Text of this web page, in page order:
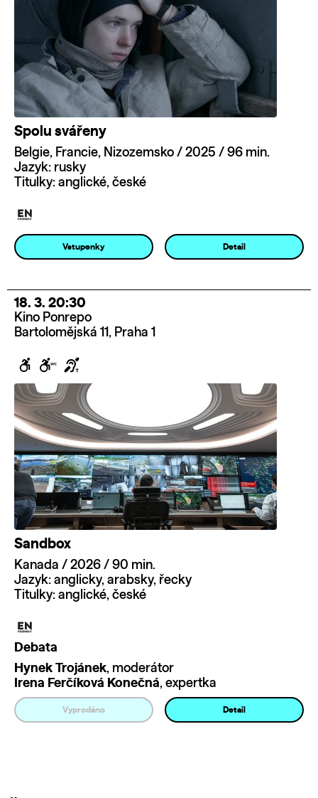
Spolu svářeny
Belgie, Francie, Nizozemsko / 2025 / 96 min.
Jazyk: rusky
Titulky: anglické, české
Vstupenky Detail
18. 3. 20:30
Kino Ponrepo
Bartolomějská 11, Praha 1
Sandbox
Kanada / 2026 / 90 min.
Jazyk: anglicky, arabsky, řecky
Titulky: anglické, české
Debata
Hynek Trojánek, moderátor
Irena Ferčíková Konečná, expertka
Vyprodáno Detail